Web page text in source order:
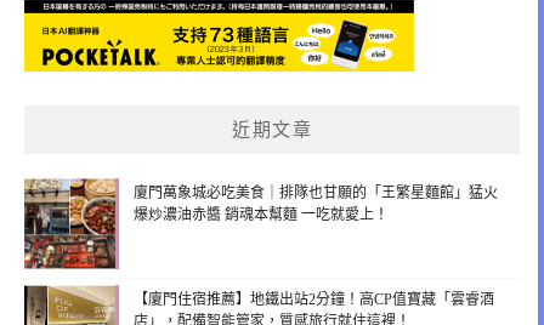
近期文章
廈門萬象城必吃美食｜排隊也甘願的「王繁星麵館」猛火
爆炒濃油赤醬 銷魂本幫麵 一吃就愛上！
【廈門住宿推薦】地鐵出站2分鐘！高CP值寶藏「雲睿酒
店」，配備智能管家，質感旅行就住這裡！